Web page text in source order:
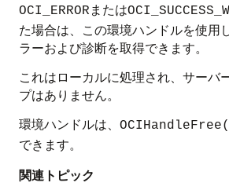
OCI_ERROR または
た場合は、この環境ハンドルを使用
ラーおよび診断を取得できます。
これはローカルに処理され、サーバ
プはありません。
環境ハンドルは、
できます。
関連トピック